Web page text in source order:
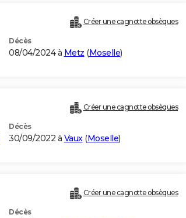
Créer une cagnotte obsèques
Décès
08/04/2024 à Metz (Moselle)
Créer une cagnotte obsèques
Décès
30/09/2022 à Vaux(Moselle)
Créer une cagnotte obsèques
Décès